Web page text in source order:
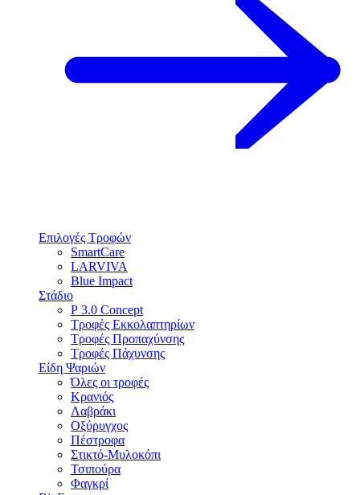
Επιλογές Τροφών
SmartCare
LARVIVA
Blue Impact
Στάδιο
P 3.0 Concept
Τροφές Εκκολαπτηρίων
Τροφές Προπαχύνσης
Τροφές Πάχυνσης
Είδη Ψαριών
Όλες οι τροφές
Κρανιός
Λαβράκι
Οξύρυγχος
Πέστροφα
Στικτό-Μυλοκόπι
Τσιπούρα
Φαγκρί